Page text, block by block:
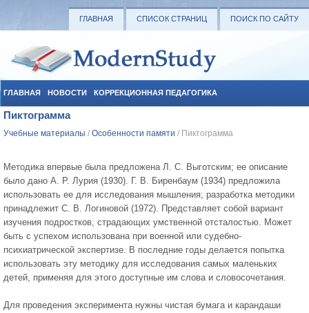
ГЛАВНАЯ СПИСОК СТРАНИЦ ПОИСК ПО САЙТУ
ГЛАВНАЯ НОВОСТИ КОРРЕКЦИОННАЯ ПЕДАГОГИКА
СОЦИАЛЬНАЯ ПЕДАГОГИКА
Пиктограмма
Учебные материалы / Особенности памяти / Пиктограмма
Методика впервые была предложена Л. С. Выготским; ее описание
было дано А. Р. Лурия (1930). Г. В. Биренбаум (1934) предложила
использовать ее для исследования мышления; разработка методики
принадлежит С. В. Логиновой (1972). Представляет собой вариант
изучения подростков, страдающих умственной отсталостью. Может
быть с успехом использована при военной или судебно-
психиатрической экспертизе. В последние годы делается попытка
использовать эту методику для исследования самых маленьких
детей, применяя для этого доступные им слова и словосочетания.
Для проведения эксперимента нужны чистая бумага и карандаши